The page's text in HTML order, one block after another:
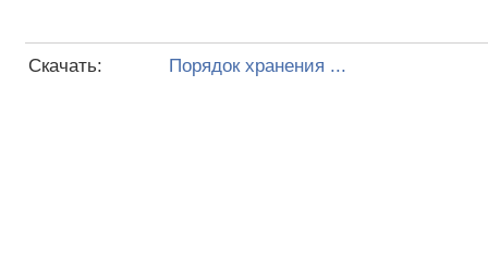
Скачать: Порядок хранения ...